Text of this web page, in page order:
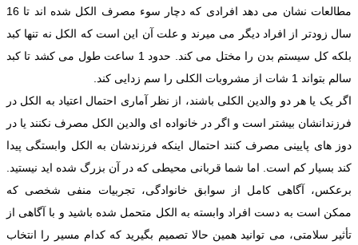
مطالعات نشان می دهد افرادی که دچار سوء مصرف الکل شده اند تا 16
سال زودتر از افراد دیگر می میرند و علت آن این است که الکل نه تنها کبد
بلکه کل سیستم بدن را مختل می کند. حدود 1 ساعت طول می کشد تا کبد
سالم بتواند 1 شات از مشروبات الکلی را سم زدایی کند.
اگر یک یا هر دو والدین الکلی باشند، از نظر آماری احتمال اعتیاد به الکل در
فرزندانشان بیشتر است و اگر در خانواده ای والدین الکل مصرف نکنند یا در
دوز های پایینی مصرف کنند احتمال اینکه فرزندشان به الکل وابستگی پیدا
کند بسیار کم است. اما شما قربانی محیطی که در آن بزرگ شده اید نیستید.
برعکس، آگاهی کامل از سوابق خانوادگی، تجربیات منفی شخصی که
ممکن است به دست افراد وابسته به الکل متحمل شده باشید و با آگاهی از
تأثیر سلامتی، می توانید همین حالا تصمیم بگیرید که کدام مسیر را انتخاب